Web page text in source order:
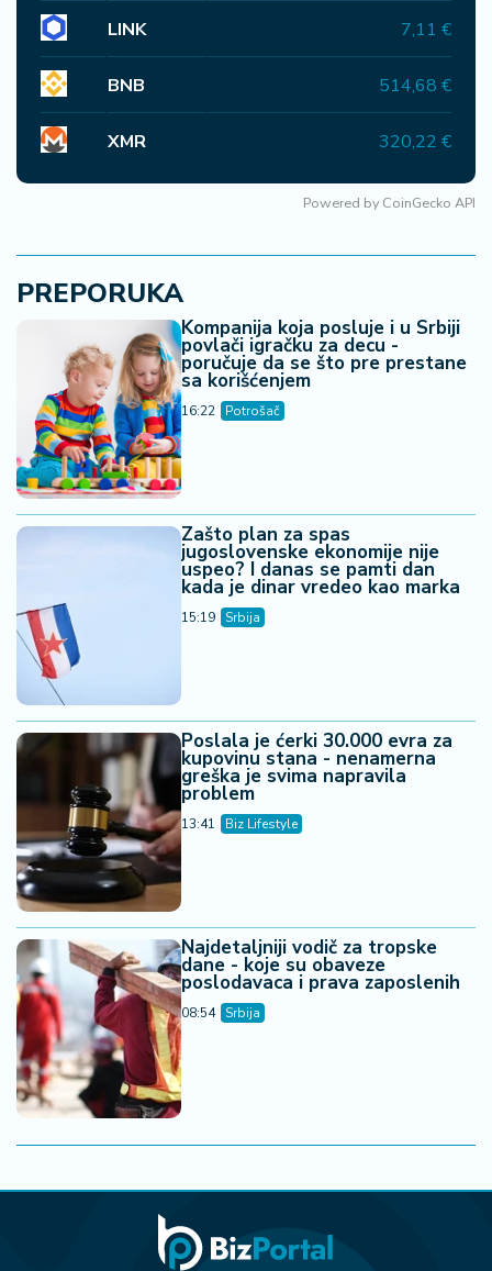
LINK 7,11 €
BNB 514,68 €
XMR 320,22 €
Powered by CoinGecko API
PREPORUKA
Kompanija koja posluje i u Srbiji
povlači igračku za decu -
poručuje da se što pre prestane
sa korišćenjem
16:22 Potrošač
Zašto plan za spas
jugoslovenske ekonomije nije
uspeo? I danas se pamti dan
kada je dinar vredeo kao marka
15:19 Srbija
Poslala je ćerki 30.000 evra za
kupovinu stana - nenamerna
greška je svima napravila
problem
13:41 Biz Lifestyle
Najdetaljniji vodič za tropske
dane - koje su obaveze
poslodavaca i prava zaposlenih
08:54 Srbija